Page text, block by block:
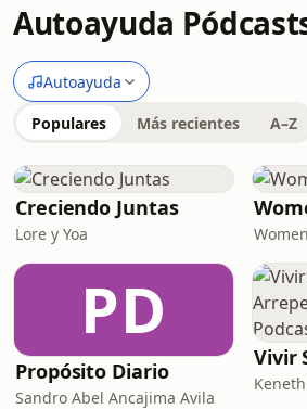
Autoayuda
Autoayuda
Populares Más recientes A–Z
Creciendo Juntas
Lore y Yoa
PD
Propósito Diario
Sandro Abel Ancajima Avila